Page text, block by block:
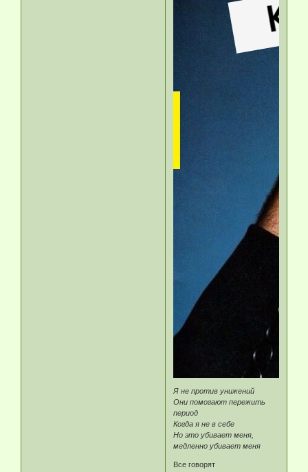
Я не против унижений
Они помогают пережить
период
Когда я не в себе
Но это убивает меня,
медленно убивает меня
Все говорят